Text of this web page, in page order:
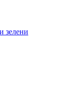
зелени